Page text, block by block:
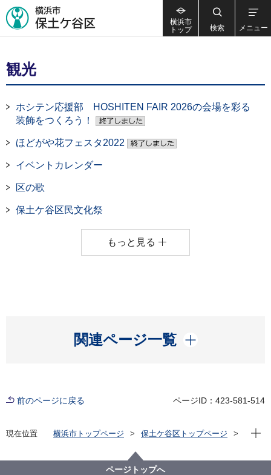
横浜市
トップ
検索 メニュー
観光
ホシテン応援部 HOSHITEN FAIR 2026の会場を彩る
装飾をつくろう！
ほどがや花フェスタ2022
イベントカレンダー
区の歌
保土ケ谷区民文化祭
もっと見る
関連ページ一覧
開く
前のページに戻る ページID：423-581-514
現在位置 横浜市トップページ
保土ケ谷区トップページ
現在
ページトップへ